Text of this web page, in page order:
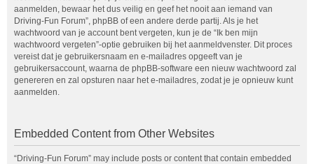
aanmelden, bewaar het dus veilig en geef het nooit aan iemand van
Driving-Fun Forum”, phpBB of een andere derde partij. Als je het
wachtwoord van je account bent vergeten, kun je de “Ik ben mijn
wachtwoord vergeten”-optie gebruiken bij het aanmeldvenster. Dit proces
vereist dat je gebruikersnaam en e-mailadres opgeeft van je
gebruikersaccount, waarna de phpBB-software een nieuw wachtwoord zal
genereren en zal opsturen naar het e-mailadres, zodat je je opnieuw kunt
aanmelden.
Embedded Content from Other Websites
“Driving-Fun Forum” may include posts or content that contain embedded